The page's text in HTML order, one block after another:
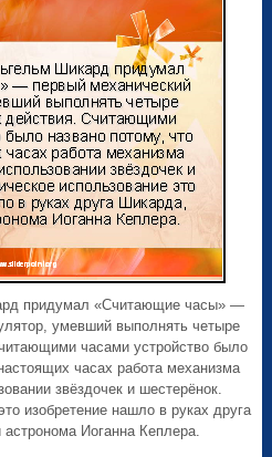
придумал «Считающие часы» —
умевший выполнять четыре
часами устройство было
часах работа механизма
звёздочек и шестерёнок.
изобретение нашло в руках друга
Иоганна Кеплера.